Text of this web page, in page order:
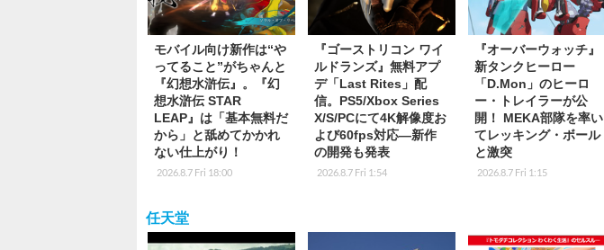
モバイル向け新作は“や
ってること”がちゃんと
『幻想水滸伝』。『幻
想水滸伝 STAR
LEAP』は「基本無料だ
から」と舐めてかかれ
ない仕上がり！
2026.8.7 Fri 18:00
『ゴーストリコン ワイ
ルドランズ』無料アプ
デ「Last Rites」配
信。PS5/Xbox Series
X/S/PCにて4K解像度お
よび60fps対応―新作
の開発も発表
2026.8.7 Fri 1:54
『オーバーウォッチ』
新タンクヒーロー
「D.Mon」のヒーロ
ー・トレイラーが公
開！ MEKA部隊を率い
てレッキング・ボール
と激突
2026.8.7 Fri 1:15
任天堂